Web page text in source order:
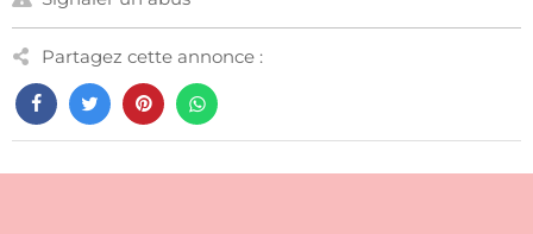
Partagez cette annonce :